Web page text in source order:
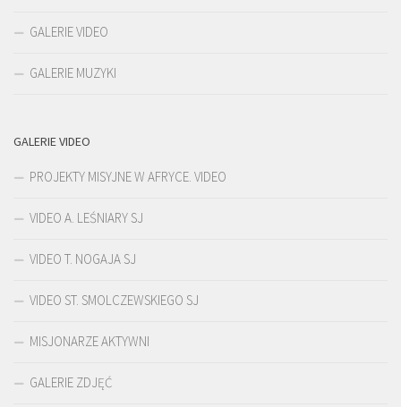
GALERIE VIDEO
GALERIE MUZYKI
GALERIE VIDEO
PROJEKTY MISYJNE W AFRYCE. VIDEO
VIDEO A. LEŚNIARY SJ
VIDEO T. NOGAJA SJ
VIDEO ST. SMOLCZEWSKIEGO SJ
MISJONARZE AKTYWNI
GALERIE ZDJĘĆ